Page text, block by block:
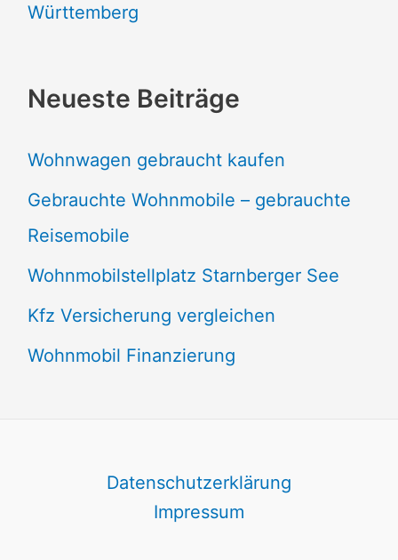
Württemberg
Neueste Beiträge
Wohnwagen gebraucht kaufen
Gebrauchte Wohnmobile – gebrauchte
Reisemobile
Wohnmobilstellplatz Starnberger See
Kfz Versicherung vergleichen
Wohnmobil Finanzierung
Datenschutzerklärung
Impressum